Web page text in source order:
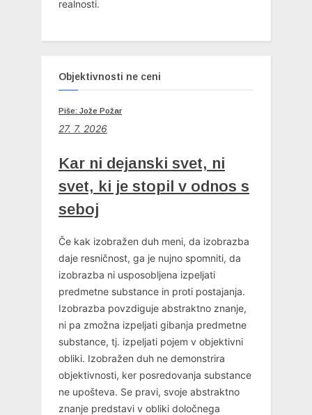
realnosti.
Objektivnosti ne ceni
Piše: Jože Požar
27. 7. 2026
Kar ni dejanski svet, ni
svet, ki je stopil v odnos s
seboj
Če kak izobražen duh meni, da izobrazba
daje resničnost, ga je nujno spomniti, da
izobrazba ni usposobljena izpeljati
predmetne substance in proti postajanja.
Izobrazba povzdiguje abstraktno znanje,
ni pa zmožna izpeljati gibanja predmetne
substance, tj. izpeljati pojem v objektivni
obliki. Izobražen duh ne demonstrira
objektivnosti, ker posredovanja substance
ne upošteva. Se pravi, svoje abstraktno
znanje predstavi v obliki določnega